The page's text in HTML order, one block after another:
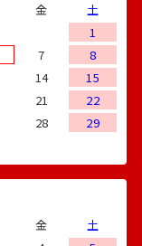
金
土
1
7
8
14
15
21
22
28
29
金
土